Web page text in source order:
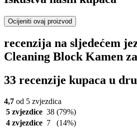
Ocijeniti ovaj proizvod
recenzija na sljedećem
Cleaning Block Kamen
33 recenzije kupaca u
4,7 od 5 zvjezdica
5 zvjezdice 38 (79%)
4 zvjezdice 7
(14%)